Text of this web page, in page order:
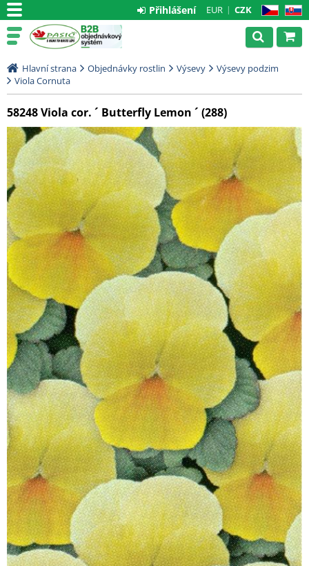
CZ SK
EUR CZK
Přihlášení
Hlavní strana Objednávky rostlin Výsevy
Výsevy podzim
Viola Cornuta
58248 Viola cor. ´ Butterfly Lemon ´ (288)